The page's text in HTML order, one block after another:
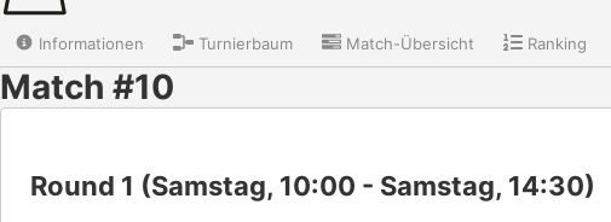
Informationen Turnierbaum Match-Übersicht Ranking
Match #10
Round 1 (Samstag, 10:00 - Samstag, 14:30)